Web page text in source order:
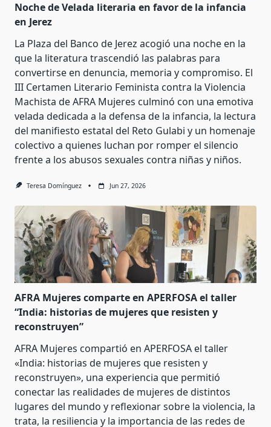
Noche de Velada literaria en favor de la infancia
en Jerez
La Plaza del Banco de Jerez acogió una noche en la
que la literatura trascendió las palabras para
convertirse en denuncia, memoria y compromiso. El
III Certamen Literario Feminista contra la Violencia
Machista de AFRA Mujeres culminó con una emotiva
velada dedicada a la defensa de la infancia, la lectura
del manifiesto estatal del Reto Gulabi y un homenaje
colectivo a quienes luchan por romper el silencio
frente a los abusos sexuales contra niñas y niños.
Teresa Domínguez Jun 27, 2026
AFRA Mujeres comparte en APERFOSA el taller
“India: historias de mujeres que resisten y
reconstruyen”
AFRA Mujeres compartió en APERFOSA el taller
«India: historias de mujeres que resisten y
reconstruyen», una experiencia que permitió
conectar las realidades de mujeres de distintos
lugares del mundo y reflexionar sobre la violencia, la
trata, la resiliencia y la importancia de las redes de